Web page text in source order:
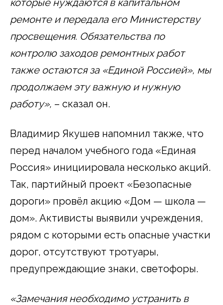
которые нуждаются в капитальном
ремонте и передала его Министерству
просвещения. Обязательства по
контролю заходов ремонтных работ
также остаются за «Единой Россией», мы
продолжаем эту важную и нужную
работу», – сказал он.
Владимир Якушев напомнил также, что
перед началом учебного года «Единая
Россия» инициировала несколько акций.
Так, партийный проект «Безопасные
дороги» провёл акцию «Дом — школа —
дом». Активисты выявили учреждения,
рядом с которыми есть опасные участки
дорог, отсутствуют тротуары,
предупреждающие знаки, светофоры.
«Замечания необходимо устранить в